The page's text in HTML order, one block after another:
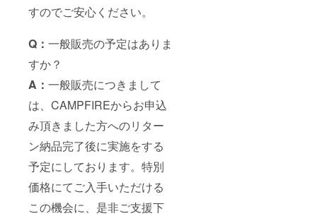
すのでご安心ください。
Q： 一般販売の予定はありま
すか？
A： 一般販売につきまして
は、CAMPFIREからお申込
み頂きました方へのリター
ン納品完了後に実施をする
予定にしております。特別
価格にてご入手いただける
この機会に、是非ご支援下